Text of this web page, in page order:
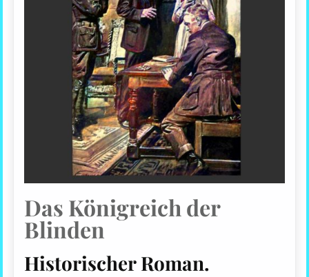
Das Königreich der
Blinden
Historischer Roman.